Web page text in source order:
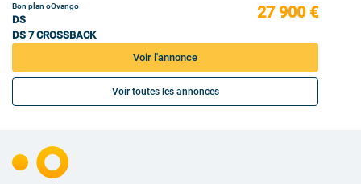
Bon plan oOvango
DS
DS 7 CROSSBACK
27 900 €
Voir l'annonce
Voir toutes les annonces